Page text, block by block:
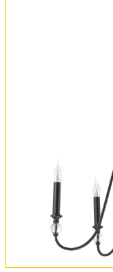
Комплект
Оплата и
FAQ
Отзывы